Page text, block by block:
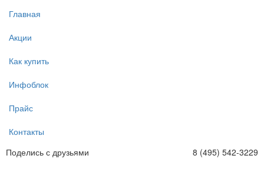
Главная
Акции
Как купить
Инфоблок
Прайс
Контакты
Поделись с друзьями
8 (495) 542-3229